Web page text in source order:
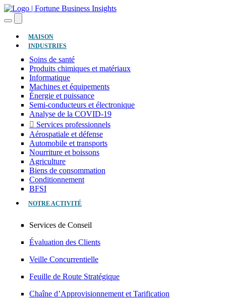
MAISON(ACTUEL)
INDUSTRIES
Soins de santé
Produits chimiques et matériaux
Informatique
Machines et équipements
Énergie et puissance
Semi-conducteurs et électronique
Analyse de la COVID-19
Services professionnels
Aérospatiale et défense
Automobile et transports
Nourriture et boissons
Agriculture
Biens de consommation
Conditionnement
BFSI
NOTRE ACTIVITÉ
Services de Conseil
Évaluation des Clients
Veille Concurrentielle
Feuille de Route Stratégique
Chaîne d’Approvisionnement et Tarification